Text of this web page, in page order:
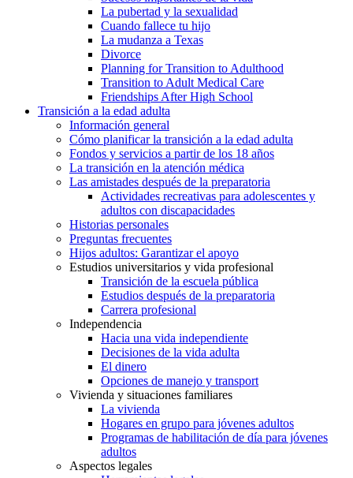
La pubertad y la sexualidad
Cuando fallece tu hijo
La mudanza a Texas
Divorce
Planning for Transition to Adulthood
Transition to Adult Medical Care
Friendships After High School
Transición a la edad adulta
Información general
Cómo planificar la transición a la edad adulta
Fondos y servicios a partir de los 18 años
La transición en la atención médica
Las amistades después de la preparatoria
Actividades recreativas para adolescentes y
adultos con discapacidades
Historias personales
Preguntas frecuentes
Hijos adultos: Garantizar el apoyo
Estudios universitarios y vida profesional
Transición de la escuela pública
Estudios después de la preparatoria
Carrera profesional
Independencia
Hacia una vida independiente
Decisiones de la vida adulta
El dinero
Opciones de manejo y transport
Vivienda y situaciones familiares
La vivienda
Hogares en grupo para jóvenes adultos
Programas de habilitación de día para jóvenes
adultos
Aspectos legales